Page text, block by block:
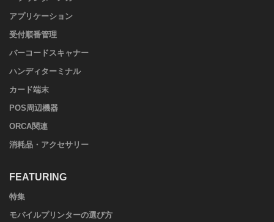
アプリケーション
受付順番管理
バーコードスキャナー
ハンディターミナル
カード端末
POS周辺機器
ORCA関連
消耗品・アクセサリー
FEATURING
特集
モバイルプリンターの選び方